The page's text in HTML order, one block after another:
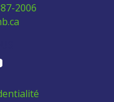
2006